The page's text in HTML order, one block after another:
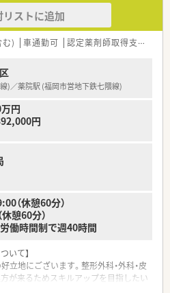
が勤務しています。
のクリニックから応需しています。
の推進＞
ークライフバランスを真剣に考え従業員
り組んでいます。
が高く、常時30～40名が育児に専念し
です。
40時間の月単位の変形労働時間制。長
で「全社員残業ゼロ（繁忙期除く）」を
充実が仕事の質につながるという観
様満足につながる」という理念の根幹
給消化制度)や育休・産休取得率が高
職場環境です。
修、マネジメント研修などご自身の
講が可能です。在宅やセルフメディケ
薬剤師など、様々なキャリア構築に向
リストに追加
) 車通勤可 認定薬剤師取得支援あり
)／薬院駅 (福岡市営地下鉄七隈線)
円
円
（休憩60分）
憩60分）
働時間制で週40時間
いて】
地にございます。整形外科・外科・皮
が来るためスキルアップを目指したい